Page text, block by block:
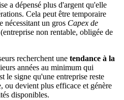
a dépensé plus d'argent qu'elle
Cela peut être temporaire
nécessitant un gros Capex de
non rentable, obligée de
recherchent une tendance à la
années au minimum qui
le signe qu'une entreprise reste
ou devient plus efficace et génère
disponibles.